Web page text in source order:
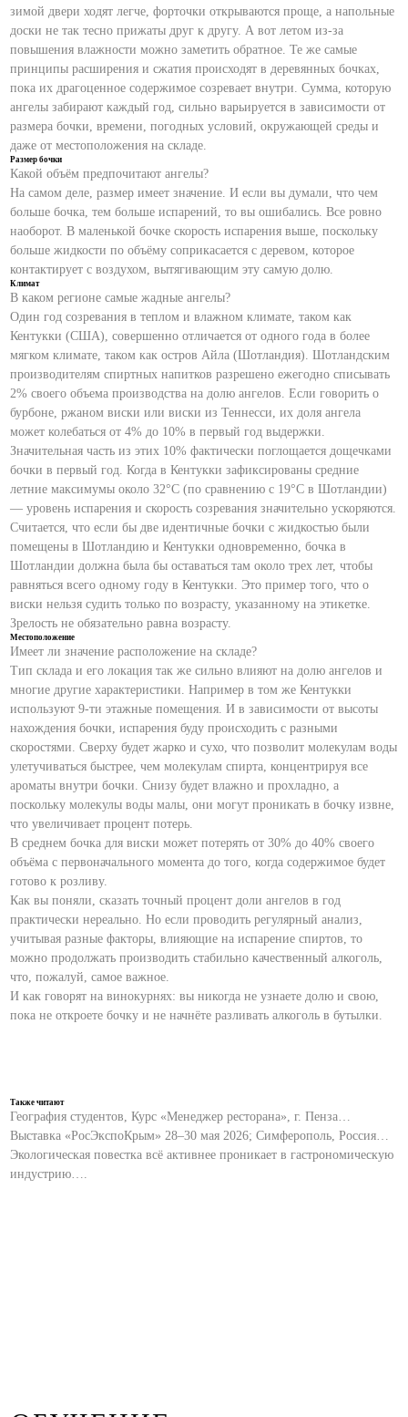
зимой двери ходят легче, форточки открываются проще, а напольные
доски не так тесно прижаты друг к другу. А вот летом из-за
повышения влажности можно заметить обратное. Те же самые
принципы расширения и сжатия происходят в деревянных бочках,
пока их драгоценное содержимое созревает внутри. Сумма, которую
ангелы забирают каждый год, сильно варьируется в зависимости от
размера бочки, времени, погодных условий, окружающей среды и
даже от местоположения на складе.
Размер бочки
Какой объём предпочитают ангелы?
На самом деле, размер имеет значение. И если вы думали, что чем
больше бочка, тем больше испарений, то вы ошибались. Все ровно
наоборот. В маленькой бочке скорость испарения выше, поскольку
больше жидкости по объёму соприкасается с деревом, которое
контактирует с воздухом, вытягивающим эту самую долю.
Климат
В каком регионе самые жадные ангелы?
Один год созревания в теплом и влажном климате, таком как
Кентукки (США), совершенно отличается от одного года в более
мягком климате, таком как остров Айла (Шотландия). Шотландским
производителям спиртных напитков разрешено ежегодно списывать
2% своего объема производства на долю ангелов. Если говорить о
бурбоне, ржаном виски или виски из Теннесси, их доля ангела
может колебаться от 4% до 10% в первый год выдержки.
Значительная часть из этих 10% фактически поглощается дощечками
бочки в первый год. Когда в Кентукки зафиксированы средние
летние максимумы около 32°C (по сравнению с 19°C в Шотландии)
— уровень испарения и скорость созревания значительно ускоряются.
Считается, что если бы две идентичные бочки с жидкостью были
помещены в Шотландию и Кентукки одновременно, бочка в
Шотландии должна была бы оставаться там около трех лет, чтобы
равняться всего одному году в Кентукки. Это пример того, что о
виски нельзя судить только по возрасту, указанному на этикетке.
Зрелость не обязательно равна возрасту.
Местоположение
Имеет ли значение расположение на складе?
Тип склада и его локация так же сильно влияют на долю ангелов и
многие другие характеристики. Например в том же Кентукки
используют 9-ти этажные помещения. И в зависимости от высоты
нахождения бочки, испарения буду происходить с разными
скоростями. Сверху будет жарко и сухо, что позволит молекулам воды
улетучиваться быстрее, чем молекулам спирта, концентрируя все
ароматы внутри бочки. Снизу будет влажно и прохладно, а
поскольку молекулы воды малы, они могут проникать в бочку извне,
что увеличивает процент потерь.
В среднем бочка для виски может потерять от 30% до 40% своего
объёма с первоначального момента до того, когда содержимое будет
готово к розливу.
Как вы поняли, сказать точный процент доли ангелов в год
практически нереально. Но если проводить регулярный анализ,
учитывая разные факторы, влияющие на испарение спиртов, то
можно продолжать производить стабильно качественный алкоголь,
что, пожалуй, самое важное.
И как говорят на винокурнях: вы никогда не узнаете долю и свою,
пока не откроете бочку и не начнёте разливать алкоголь в бутылки.
Также читают
География студентов, Курс «Менеджер ресторана», г. Пенза…
Выставка «РосЭкспоКрым» 28–30 мая 2026; Симферополь, Россия…
Экологическая повестка всё активнее проникает в гастрономическую
индустрию….